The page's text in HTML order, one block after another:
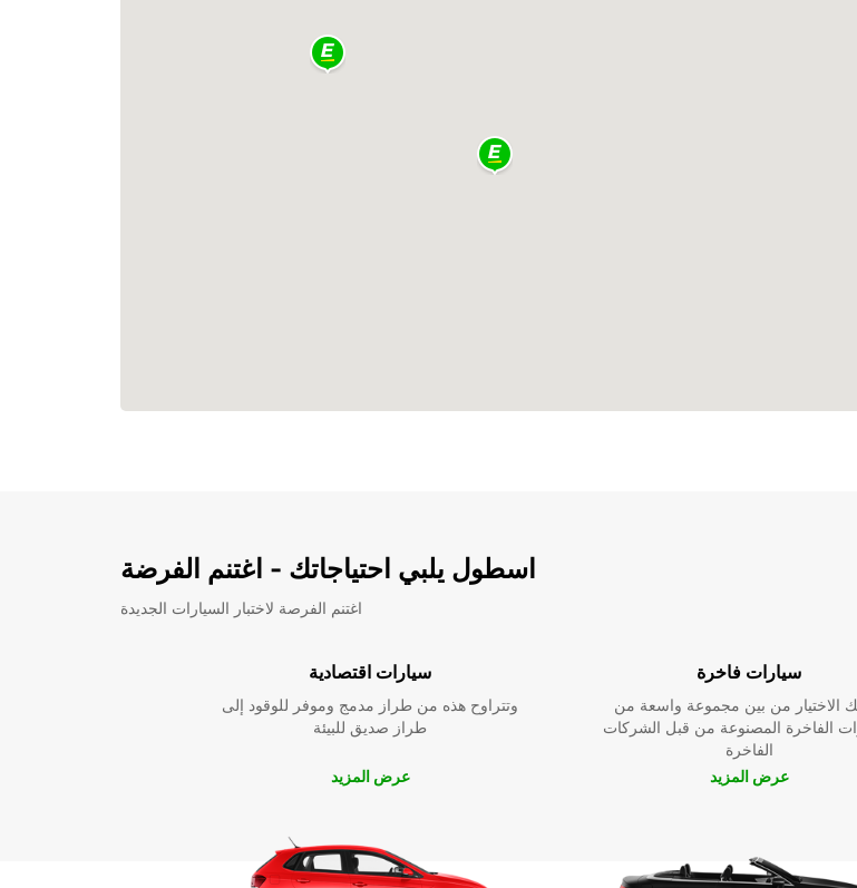
اسطول يلبي احتياجاتك - اغتنم الفرضة
اغتنم الفرصة لاختبار السيارات الجديدة
سيارات اقتصادية
وتتراوح هذه من طراز مدمج وموفر للوقود إلى
طراز صديق للبيئة
عرض المزيد
سيارات فاخرة
الاختيار من بين مجموعة واسعة من
الفاخرة المصنوعة من قبل الشركات
الفاخرة
عرض المزيد